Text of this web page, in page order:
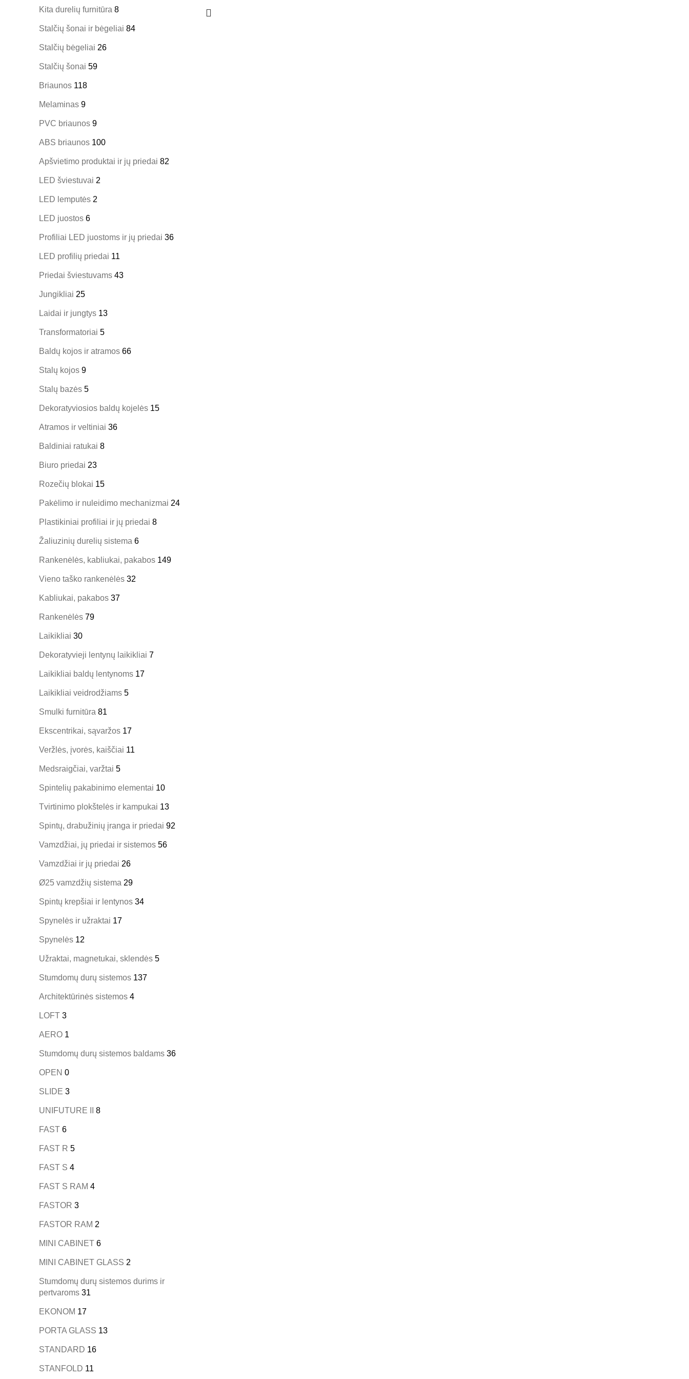
Kita durelių furnitūra 8
Stalčių šonai ir bėgeliai 84
Stalčių bėgeliai 26
Stalčių šonai 59
Briaunos 118
Melaminas 9
PVC briaunos 9
ABS briaunos 100
Apšvietimo produktai ir jų priedai 82
LED šviestuvai 2
LED lemputės 2
LED juostos 6
Profiliai LED juostoms ir jų priedai 36
LED profilių priedai 11
Priedai šviestuvams 43
Jungikliai 25
Laidai ir jungtys 13
Transformatoriai 5
Baldų kojos ir atramos 66
Stalų kojos 9
Stalų bazės 5
Dekoratyviosios baldų kojelės 15
Atramos ir veltiniai 36
Baldiniai ratukai 8
Biuro priedai 23
Rozečių blokai 15
Pakėlimo ir nuleidimo mechanizmai 24
Plastikiniai profiliai ir jų priedai 8
Žaliuzinių durelių sistema 6
Rankenėlės, kabliukai, pakabos 149
Vieno taško rankenėlės 32
Kabliukai, pakabos 37
Rankenėlės 79
Laikikliai 30
Dekoratyvieji lentynų laikikliai 7
Laikikliai baldų lentynoms 17
Laikikliai veidrodžiams 5
Smulki furnitūra 81
Ekscentrikai, sąvaržos 17
Veržlės, įvorės, kaiščiai 11
Medsraigčiai, varžtai 5
Spintelių pakabinimo elementai 10
Tvirtinimo plokštelės ir kampukai 13
Spintų, drabužinių įranga ir priedai 92
Vamzdžiai, jų priedai ir sistemos 56
Vamzdžiai ir jų priedai 26
Ø25 vamzdžių sistema 29
Spintų krepšiai ir lentynos 34
Spynelės ir užraktai 17
Spynelės 12
Užraktai, magnetukai, sklendės 5
Stumdomų durų sistemos 137
Architektūrinės sistemos 4
LOFT 3
AERO 1
Stumdomų durų sistemos baldams 36
OPEN 0
SLIDE 3
UNIFUTURE II 8
FAST 6
FAST R 5
FAST S 4
FAST S RAM 4
FASTOR 3
FASTOR RAM 2
MINI CABINET 6
MINI CABINET GLASS 2
Stumdomų durų sistemos durims ir
pertvaroms 31
EKONOM 17
PORTA GLASS 13
STANDARD 16
STANFOLD 11